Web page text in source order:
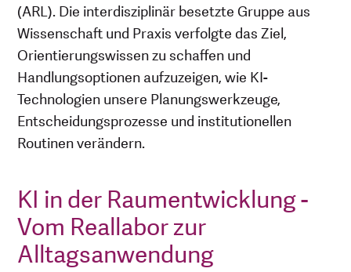
(ARL). Die interdisziplinär besetzte Gruppe aus
Wissenschaft und Praxis verfolgte das Ziel,
Orientierungswissen zu schaffen und
Handlungsoptionen aufzuzeigen, wie KI-
Technologien unsere Planungswerkzeuge,
Entscheidungsprozesse und institutionellen
Routinen verändern.
KI in der Raumentwicklung -
Vom Reallabor zur
Alltagsanwendung